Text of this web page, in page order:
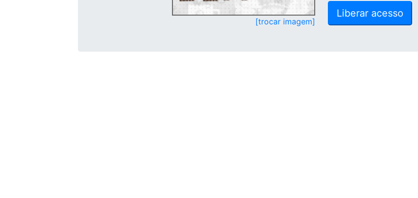
[trocar imagem]